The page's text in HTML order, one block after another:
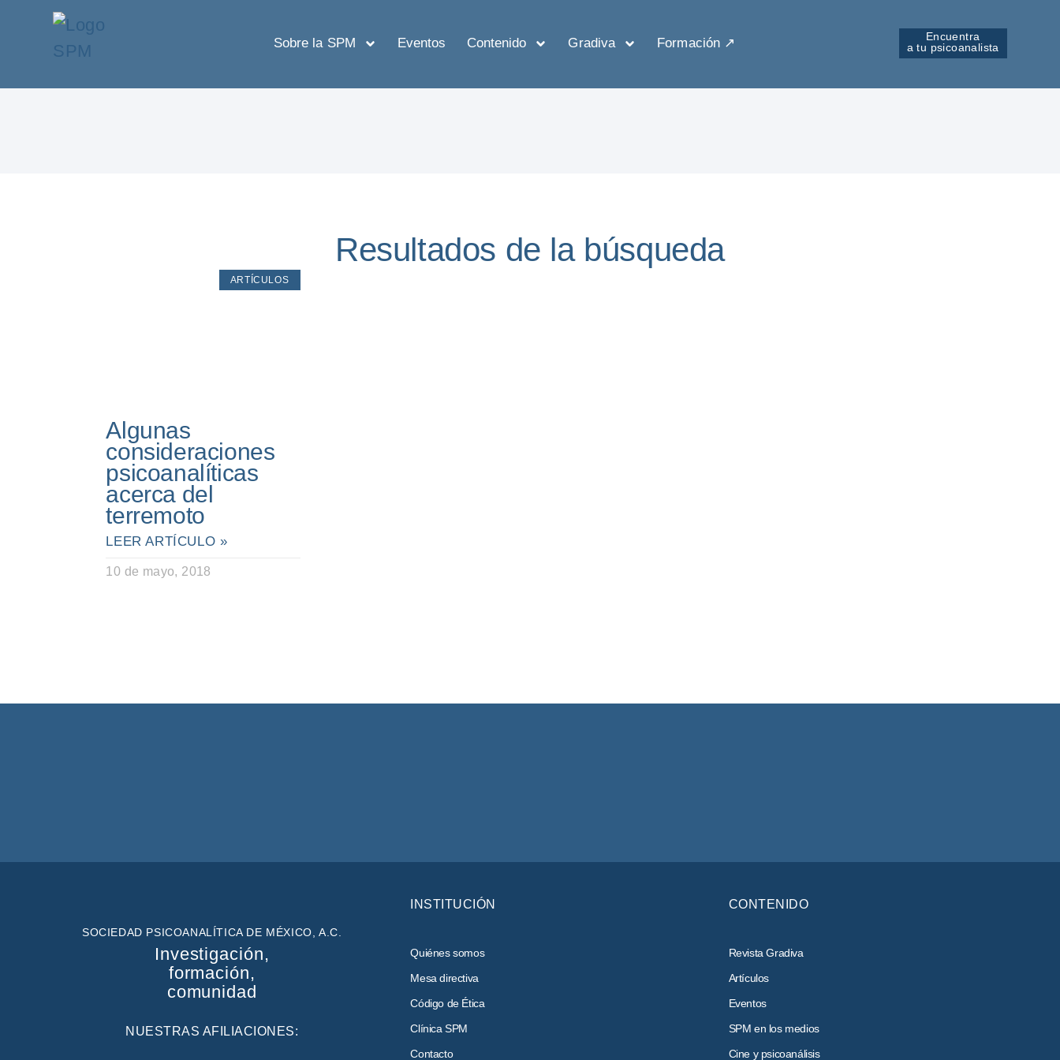
Sobre la SPM Eventos Contenido Gradiva Formación ↗︎
Encuentra
a tu psicoanalista
Resultados de la búsqueda
ARTÍCULOS
Algunas
consideraciones
psicoanalíticas
acerca del
terremoto
LEER ARTÍCULO »
10 de mayo, 2018
SOCIEDAD PSICOANALÍTICA DE MÉXICO, A.C.
Investigación,
formación,
comunidad
NUESTRAS AFILIACIONES:
INSTITUCIÓN
Quiénes somos
Mesa directiva
Código de Ética
Clínica SPM
Contacto
CONTENIDO
Revista Gradiva
Artículos
Eventos
SPM en los medios
Cine y psicoanálisis